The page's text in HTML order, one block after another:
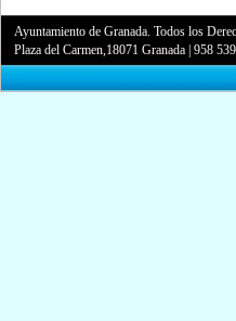
Ayuntamiento de Granada. Todos los
Plaza del Carmen,18071 Granada |958